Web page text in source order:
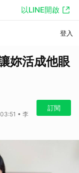
以LINE開啟
登入
妳活成他眼
• 李
訂閱